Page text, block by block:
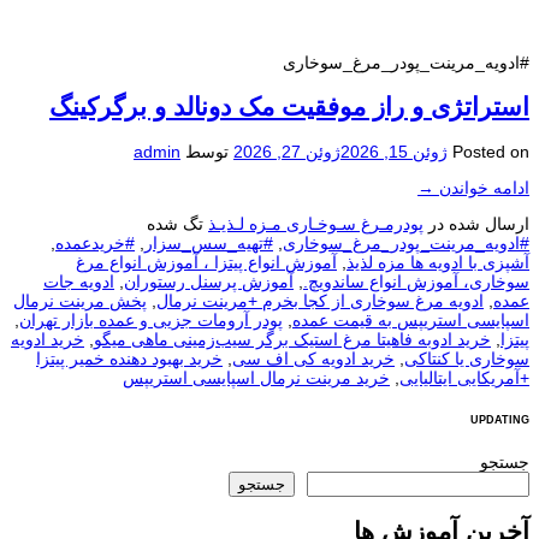
#ادویه_مرینت_پودر_مرغ_سوخاری
استراتژی و راز موفقیت مک دونالد و برگرکینگ
Posted on ژوئن 15, 2026 ژوئن 27, 2026 توسط admin
ادامه خواندن →
ارسال شده در پودرمـرغ سـوخـاری مـزه لـذیـذ تگ شده
#ادویه_مرینت_پودر_مرغ_سوخاری, #تهیه_سس_سزار , #خریدعمده,
آشپزی با ادویه ها مزه لذیذ, آموزش انواع پیتزا ، آموزش انواع مرغ
سوخاری، آموزش انواع ساندویچ., آموزش پرسنل رستوران, ادویه جات
عمده, ادویه مرغ سوخاری از کجا بخرم +مرینت نرمال, پخش مرینت نرمال
اسپایسی استریپس به قیمت عمده, پودر آرومات جزیی و عمده بازار تهران,
پیتزا, خرید ادوبه فاهیتا مرغ استیک برگر سیب‌زمینی ماهی میگو, خرید ادویه
سوخاری یا کنتاکی, خرید ادویه کی اف سی, خرید بهبود دهنده خمیر پیتزا
+آمریکایی ایتالیایی, خرید مرینت نرمال اسپایسی استریپس
UPDATING
جستجو
جستجو
آخرین آموزش ها